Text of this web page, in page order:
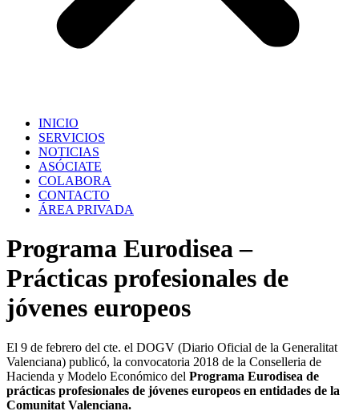
INICIO
SERVICIOS
NOTICIAS
ASÓCIATE
COLABORA
CONTACTO
ÁREA PRIVADA
Programa Eurodisea –
Prácticas profesionales de
jóvenes europeos
El 9 de febrero del cte. el DOGV (Diario Oficial de la Generalitat
Valenciana) publicó, la convocatoria 2018 de la Conselleria de
Hacienda y Modelo Económico del Programa Eurodisea de
prácticas profesionales de jóvenes europeos en entidades de la
Comunitat Valenciana.